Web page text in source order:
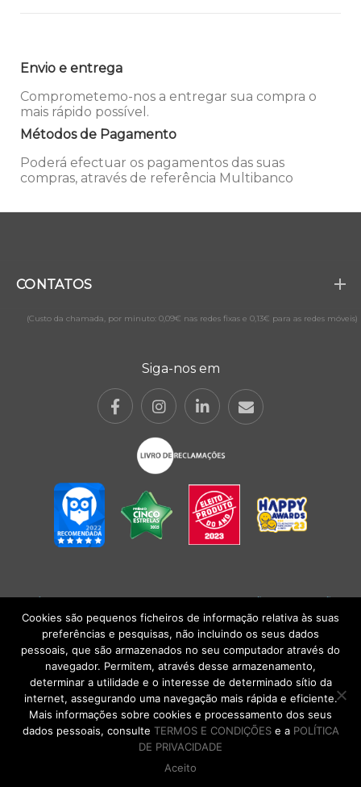
Envio e entrega
Comprometemo-nos a entregar sua compra o
mais rápido possível.
Métodos de Pagamento
Poderá efectuar os pagamentos das suas
compras, através de referência Multibanco
CONTATOS
(Custo da chamada, por minuto: 0,09€ nas redes fixas e 0,13€ para as redes móveis)
Siga-nos em
POLÍTICA DE PRIVACIDADE|TERMOS E CONDIÇÕESlCONDIÇÕES
GERAIS DE VENDA| Alberto Oculista, SA 2026. Todos os direitos reservados.
DE VOLTA AO TOPO
Cookies são pequenos ficheiros de informação relativa às suas
preferências e pesquisas, não incluindo os seus dados
pessoais, que são armazenados no seu computador através do
navegador. Permitem, através desse armazenamento,
determinar a utilidade e o interesse de determinado sítio da
internet, assegurando uma navegação mais rápida e eficiente.
Mais informações sobre cookies e processamento dos seus
dados pessoais, consulte TERMOS E CONDIÇÕESe a POLÍTICA
DE PRIVACIDADE
Aceito